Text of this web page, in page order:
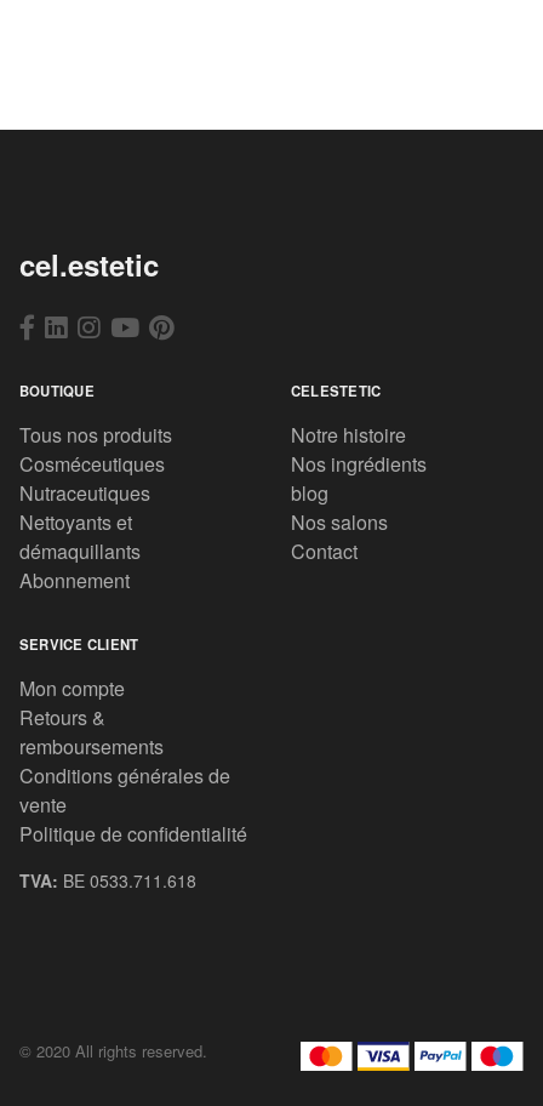
cel.estetic
BOUTIQUE
Tous nos produits
Cosméceutiques
Nutraceutiques
Nettoyants et
démaquillants
Abonnement
CELESTETIC
Notre histoire
Nos ingrédients
blog
Nos salons
Contact
SERVICE CLIENT
Mon compte
Retours &
remboursements
Conditions générales de
vente
Politique de confidentialité
TVA: BE 0533.711.618
© 2020 All rights reserved.